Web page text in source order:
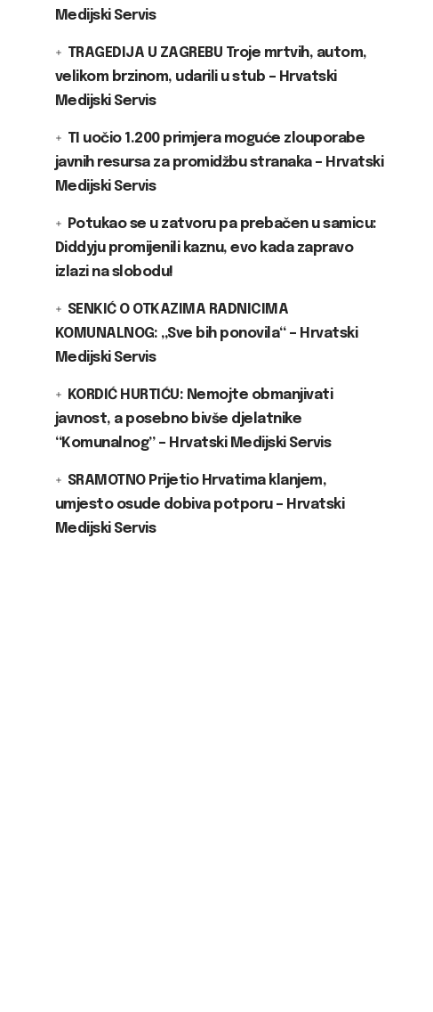
Medijski Servis
TRAGEDIJA U ZAGREBU Troje mrtvih, autom,
velikom brzinom, udarili u stub – Hrvatski
Medijski Servis
TI uočio 1.200 primjera moguće zlouporabe
javnih resursa za promidžbu stranaka – Hrvatski
Medijski Servis
Potukao se u zatvoru pa prebačen u samicu:
Diddyju promijenili kaznu, evo kada zapravo
izlazi na slobodu!
SENKIĆ O OTKAZIMA RADNICIMA
KOMUNALNOG: „Sve bih ponovila“ – Hrvatski
Medijski Servis
KORDIĆ HURTIĆU: Nemojte obmanjivati
javnost, a posebno bivše djelatnike
“Komunalnog” – Hrvatski Medijski Servis
SRAMOTNO Prijetio Hrvatima klanjem,
umjesto osude dobiva potporu – Hrvatski
Medijski Servis